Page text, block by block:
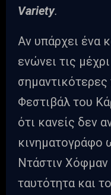
Variety.
Αν υπάρχει ένα
ενώνει τις
Φεστιβάλ του
ότι κανείς δεν
κινηματογράφο
Ντάστιν Χόφμαν
ταυτότητα και